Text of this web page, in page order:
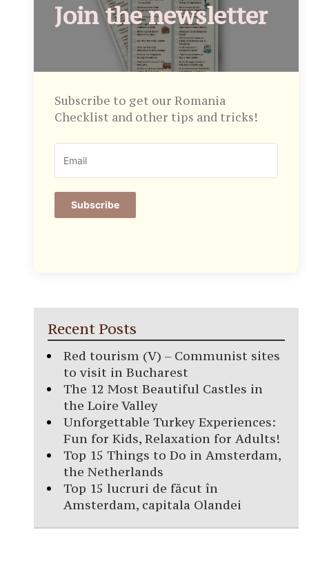
Join the newsletter
Subscribe to get our Romania
Checklist and other tips and tricks!
Subscribe
Recent Posts
Red tourism (V) – Communist sites
to visit in Bucharest
The 12 Most Beautiful Castles in
the Loire Valley
Unforgettable Turkey Experiences:
Fun for Kids, Relaxation for Adults!
Top 15 Things to Do in Amsterdam,
the Netherlands
Top 15 lucruri de făcut în
Amsterdam, capitala Olandei